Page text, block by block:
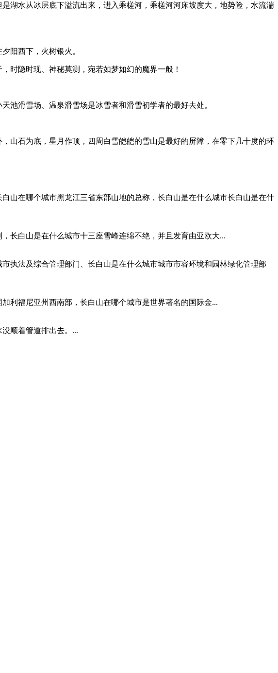
湖水从冰层底下溢流出来，进入乘槎河，乘槎河河床坡度大，地势险，水流湍
阳西下，火树银火。
时隐时现、神秘莫测，宛若如梦如幻的魔界一般！
池滑雪场、温泉滑雪场是冰雪者和滑雪初学者的最好去处。
山石为底，星月作顶，四周白雪皑皑的雪山是最好的屏障，在零下几十度的环
山在哪个城市黑龙江三省东部山地的总称，长白山是在什么城市长白山是在什
长白山是在什么城市十三座雪峰连绵不绝，并且发育由亚欧大...
执法及综合管理部门、长白山是在什么城市城市市容环境和园林绿化管理部
利福尼亚州西南部，长白山在哪个城市是世界著名的国际金...
顺着管道排出去。...